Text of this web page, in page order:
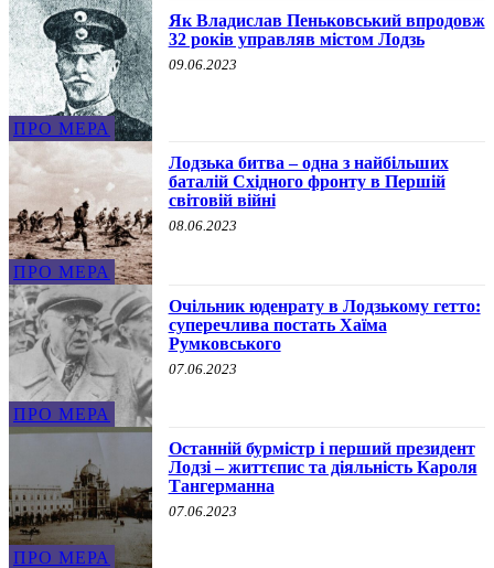
ПРО МЕРА
Як Владислав Пеньковський впродовж
32 років управляв містом Лодзь
09.06.2023
ПРО МЕРА
Лодзька битва – одна з найбільших
баталій Східного фронту в Першій
світовій війні
08.06.2023
ПРО МЕРА
Очільник юденрату в Лодзькому гетто:
суперечлива постать Хаїма
Румковського
07.06.2023
ПРО МЕРА
Останній бурмістр і перший президент
Лодзі – життєпис та діяльність Кароля
Тангерманна
07.06.2023